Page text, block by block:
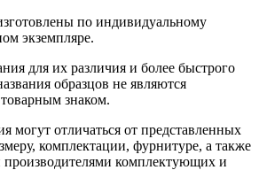
по индивидуальному
экземпляре.
для их различия и более быстрого
образцов не являются
знаком.
могут отличаться от представленных
комплектации, фурнитуре, а также
комплектующих и